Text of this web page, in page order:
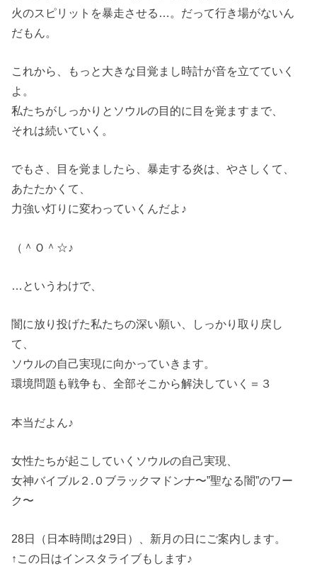
火のスピリットを暴走させる…。だって行き場がないん
だもん。
これから、もっと大きな目覚まし時計が音を立てていく
よ。
私たちがしっかりとソウルの目的に目を覚ますまで、
それは続いていく。
でもさ、目を覚ましたら、暴走する炎は、やさしくて、
あたたかくて、
力強い灯りに変わっていくんだよ♪
（＾Ｏ＾☆♪
…というわけで、
闇に放り投げた私たちの深い願い、しっかり取り戻し
て、
ソウルの自己実現に向かっていきます。
環境問題も戦争も、全部そこから解決していく＝３
本当だよん♪
女性たちが起こしていくソウルの自己実現、
女神バイブル２.０ブラックマドンナ〜”聖なる闇”のワー
ク〜
28日（日本時間は29日）、新月の日にご案内します。
↑この日はインスタライブもします♪